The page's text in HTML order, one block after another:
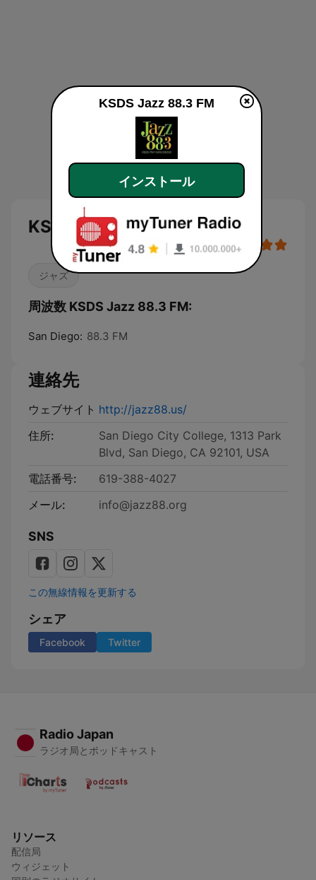
KSDS Jazz 88.3 FM
ジャズ
周波数 KSDS Jazz 88.3 FM:
San Diego: 88.3 FM
連絡先
ウェブサイト http://jazz88.us/
住所:
San Diego City College, 1313 Park
Blvd, San Diego, CA 92101, USA
電話番号:
619-388-4027
メール:
info@jazz88.org
SNS
この無線情報を更新する
シェア
Facebook Twitter
Radio Japan
ラジオ局とポッドキャスト
リソース
配信局
ウィジェット
KSDS Jazz 88.3 FM
インストール